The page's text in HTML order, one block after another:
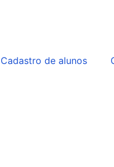
Cadastro de alunos